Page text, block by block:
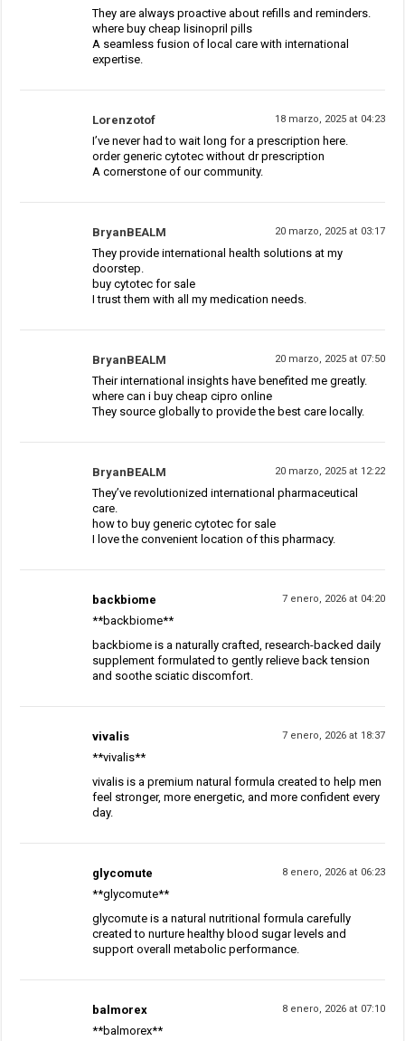
They are always proactive about refills and reminders.
where buy cheap lisinopril pills
A seamless fusion of local care with international
expertise.
Lorenzotof 18 marzo, 2025 at 04:23
I’ve never had to wait long for a prescription here.
order generic cytotec without dr prescription
A cornerstone of our community.
BryanBEALM 20 marzo, 2025 at 03:17
They provide international health solutions at my
doorstep.
buy cytotec for sale
I trust them with all my medication needs.
BryanBEALM 20 marzo, 2025 at 07:50
Their international insights have benefited me greatly.
where can i buy cheap cipro online
They source globally to provide the best care locally.
BryanBEALM 20 marzo, 2025 at 12:22
They’ve revolutionized international pharmaceutical
care.
how to buy generic cytotec for sale
I love the convenient location of this pharmacy.
backbiome 7 enero, 2026 at 04:20
**backbiome**
backbiome is a naturally crafted, research-backed daily
supplement formulated to gently relieve back tension
and soothe sciatic discomfort.
vivalis 7 enero, 2026 at 18:37
**vivalis**
vivalis is a premium natural formula created to help men
feel stronger, more energetic, and more confident every
day.
glycomute 8 enero, 2026 at 06:23
**glycomute**
glycomute is a natural nutritional formula carefully
created to nurture healthy blood sugar levels and
support overall metabolic performance.
balmorex 8 enero, 2026 at 07:10
**balmorex**